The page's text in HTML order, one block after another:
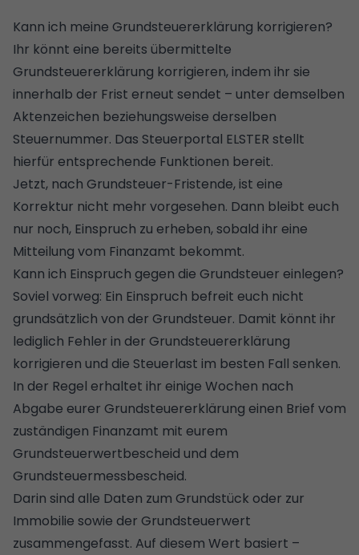
Kann ich meine Grundsteuererklärung korrigieren?
Ihr könnt eine bereits übermittelte
Grundsteuererklärung korrigieren, indem ihr sie
innerhalb der Frist erneut sendet – unter demselben
Aktenzeichen beziehungsweise derselben
Steuernummer. Das Steuerportal ELSTER stellt
hierfür entsprechende Funktionen bereit.
Jetzt, nach Grundsteuer-Fristende, ist eine
Korrektur nicht mehr vorgesehen. Dann bleibt euch
nur noch, Einspruch zu erheben, sobald ihr eine
Mitteilung vom Finanzamt bekommt.
Kann ich Einspruch gegen die Grundsteuer einlegen?
Soviel vorweg: Ein Einspruch befreit euch nicht
grundsätzlich von der Grundsteuer. Damit könnt ihr
lediglich Fehler in der Grundsteuererklärung
korrigieren und die Steuerlast im besten Fall senken.
In der Regel erhaltet ihr einige Wochen nach
Abgabe eurer Grundsteuererklärung einen Brief vom
zuständigen Finanzamt mit eurem
Grundsteuerwertbescheid und dem
Grundsteuermessbescheid.
Darin sind alle Daten zum Grundstück oder zur
Immobilie sowie der Grundsteuerwert
zusammengefasst. Auf diesem Wert basiert –